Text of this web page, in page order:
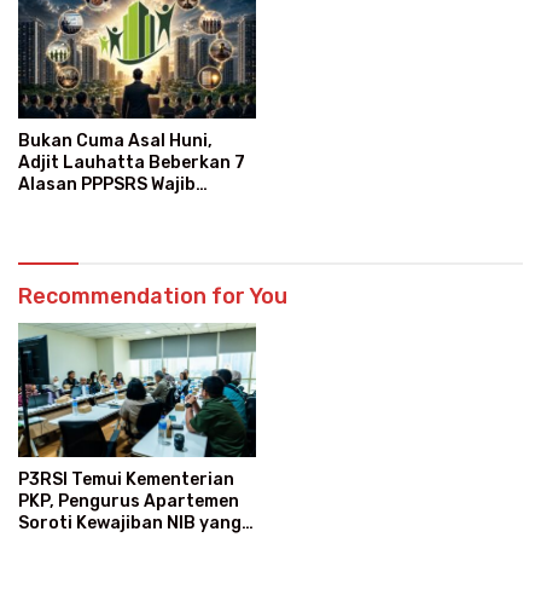
Bukan Cuma Asal Huni,
Adjit Lauhatta Beberkan 7
Alasan PPPSRS Wajib
Recommendation for You
P3RSI Temui Kementerian
PKP, Pengurus Apartemen
Soroti Kewajiban NIB yang